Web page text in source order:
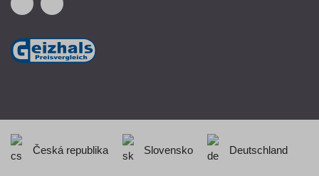
Česká republika Slovensko Deutschland